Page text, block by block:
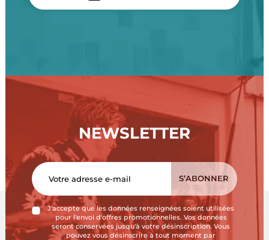
NEWSLETTER
J'accepte que les données renseignées soient utilisées
pour l'envoi d'offres promotionnelles. Vos données
seront conservées jusqu'à votre désinscription. Vous
pouvez vous désinscrire à tout moment par